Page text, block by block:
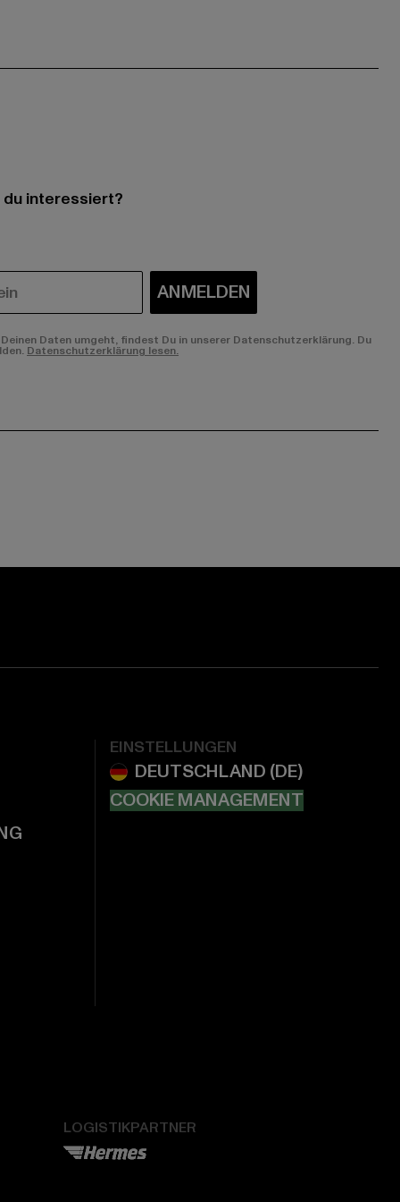
interessiert?
ANMELDEN
Daten umgeht, findest Du in unserer Datenschutzerklärung. Du
Datenschutzerklärung lesen.
EINSTELLUNGEN
COOKIE MANAGEMENT
LOGISTIKPARTNER